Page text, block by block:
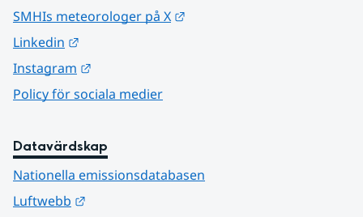
SMHIs meteorologer på X
Linkedin
Instagram
Policy för sociala medier
Datavärdskap
Nationella emissionsdatabasen
Luftwebb